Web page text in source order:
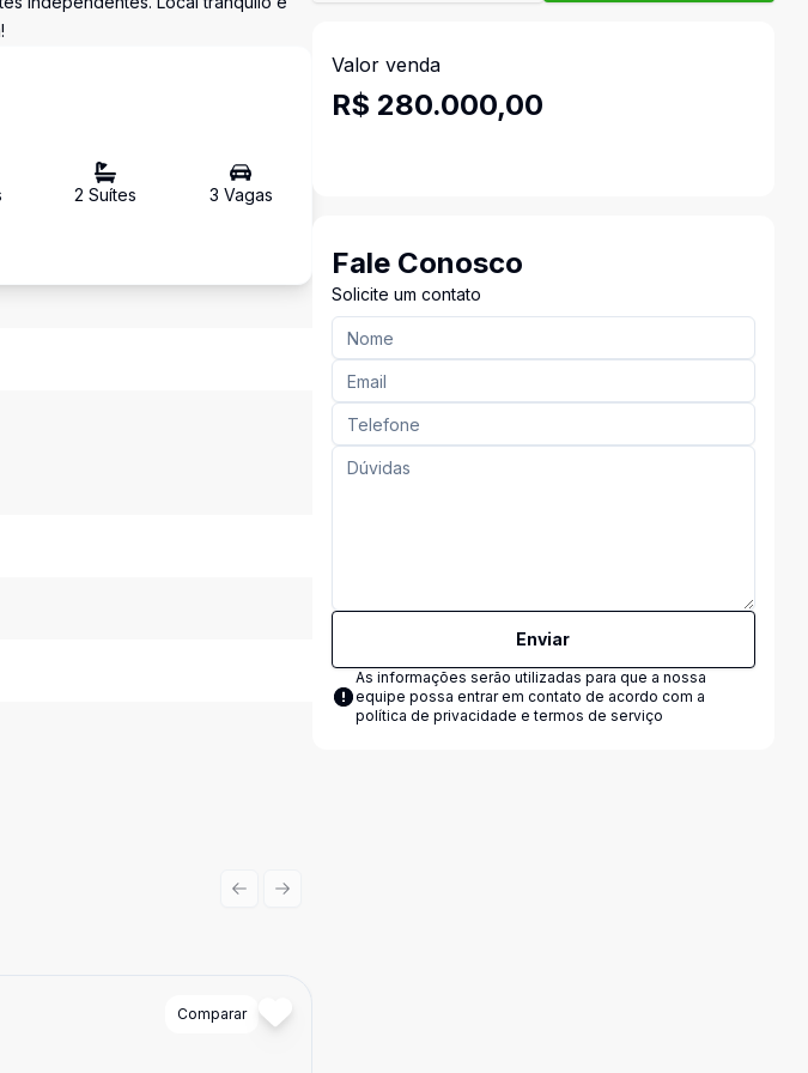
2 Suítes 3 Vagas
Comparar
Previous slide
Next slide
Valor venda
R$ 280.000,00
Fale Conosco
Solicite um contato
Enviar
As informações serão utilizadas para que a nossa
equipe possa entrar em contato de acordo com a
política de privacidade e termos de serviço